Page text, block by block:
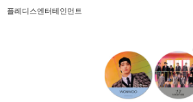
플레디스엔터테인먼트